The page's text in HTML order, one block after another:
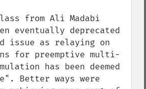
from Ali Madabi
eventually deprecated
issue as relaying on
for preemptive multi-
has been deemed
Better ways were